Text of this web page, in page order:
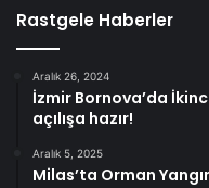
Rastgele Haberler
Aralık 26, 2024
İzmir Bornova’da
açılışa hazır!
Aralık 5, 2025
Milas’ta Orman